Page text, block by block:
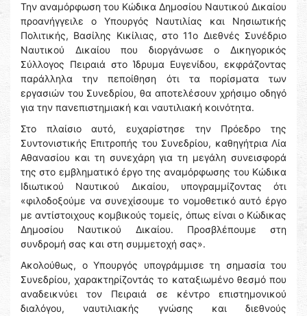
Την αναμόρφωση του Κώδικα Δημοσίου Ναυτικού Δικαίου
προανήγγειλε ο Υπουργός Ναυτιλίας και Νησιωτικής
Πολιτικής, Βασίλης Κικίλιας, στο 11ο Διεθνές Συνέδριο
Ναυτικού Δικαίου που διοργάνωσε ο Δικηγορικός
Σύλλογος Πειραιά στο Ίδρυμα Ευγενίδου, εκφράζοντας
παράλληλα την πεποίθηση ότι τα πορίσματα των
εργασιών του Συνεδρίου, θα αποτελέσουν χρήσιμο οδηγό
για την πανεπιστημιακή και ναυτιλιακή κοινότητα.
Στο πλαίσιο αυτό, ευχαρίστησε την Πρόεδρο της
Συντονιστικής Επιτροπής του Συνεδρίου, καθηγήτρια Λία
Αθανασίου και τη συνεχάρη για τη μεγάλη συνεισφορά
της στο εμβληματικό έργο της αναμόρφωσης του Κώδικα
Ιδιωτικού Ναυτικού Δικαίου, υπογραμμίζοντας ότι
«φιλοδοξούμε να συνεχίσουμε το νομοθετικό αυτό έργο
με αντίστοιχους κομβικούς τομείς, όπως είναι ο Κώδικας
Δημοσίου Ναυτικού Δικαίου. Προσβλέπουμε στη
συνδρομή σας και στη συμμετοχή σας».
Ακολούθως, ο Υπουργός υπογράμμισε τη σημασία του
Συνεδρίου, χαρακτηρίζοντάς το καταξιωμένο θεσμό που
αναδεικνύει τον Πειραιά σε κέντρο επιστημονικού
διαλόγου, ναυτιλιακής γνώσης και διεθνούς